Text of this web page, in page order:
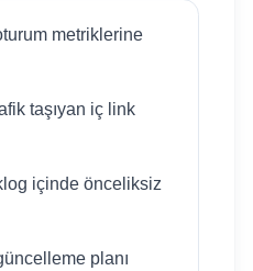
metriklerine
taşıyan iç link
içinde önceliksiz
planı